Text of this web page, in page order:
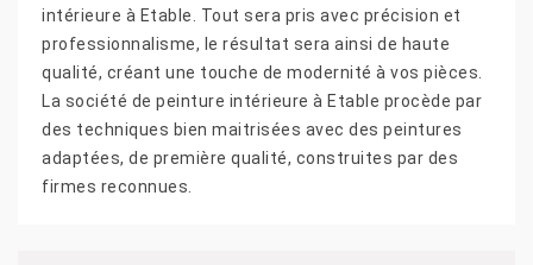
intérieure à Etable. Tout sera pris avec précision et
professionnalisme, le résultat sera ainsi de haute
qualité, créant une touche de modernité à vos pièces.
La société de peinture intérieure à Etable procède par
des techniques bien maitrisées avec des peintures
adaptées, de première qualité, construites par des
firmes reconnues.